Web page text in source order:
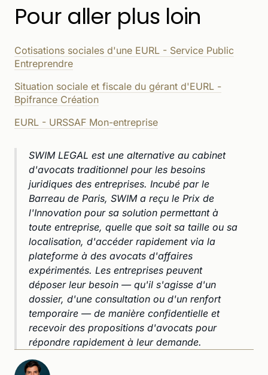
Pour aller plus loin
Cotisations sociales d'une EURL - Service Public
Entreprendre
Situation sociale et fiscale du gérant d'EURL -
Bpifrance Création
EURL - URSSAF Mon-entreprise
SWIM LEGAL est une alternative au cabinet
d'avocats traditionnel pour les besoins
juridiques des entreprises. Incubé par le
Barreau de Paris, SWIM a reçu le Prix de
l'Innovation pour sa solution permettant à
toute entreprise, quelle que soit sa taille ou sa
localisation, d'accéder rapidement via la
plateforme à des avocats d'affaires
expérimentés. Les entreprises peuvent
déposer leur besoin — qu'il s'agisse d'un
dossier, d'une consultation ou d'un renfort
temporaire — de manière confidentielle et
recevoir des propositions d'avocats pour
répondre rapidement à leur demande.